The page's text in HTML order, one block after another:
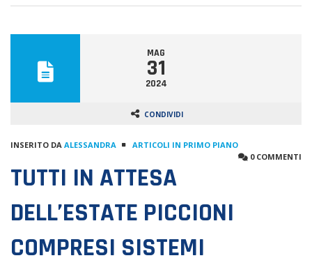
MAG
31
2024
CONDIVIDI
INSERITO DA ALESSANDRA
ARTICOLI IN PRIMO PIANO
0 COMMENTI
TUTTI IN ATTESA
DELL’ESTATE PICCIONI
COMPRESI SISTEMI